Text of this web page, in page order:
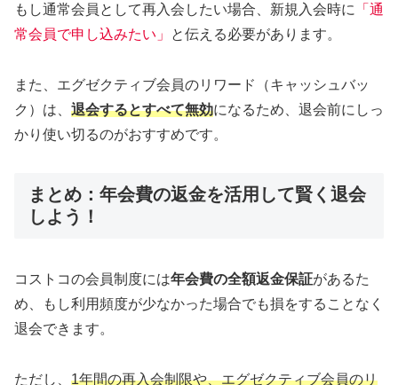
もし通常会員として再入会したい場合、新規入会時に
「通
常会員で申し込みたい」
と伝える必要があります。
また、エグゼクティブ会員のリワード（キャッシュバッ
ク）は、 退会するとすべて無効になるため、退会前にしっ
かり使い切るのがおすすめです。
まとめ：年会費の返金を活用して賢く退会
しよう！
コストコの会員制度には年会費の全額返金保証があるた
め、もし利用頻度が少なかった場合でも損をすることなく
退会できます。
ただし、 1年間の再入会制限や、エグゼクティブ会員のリ